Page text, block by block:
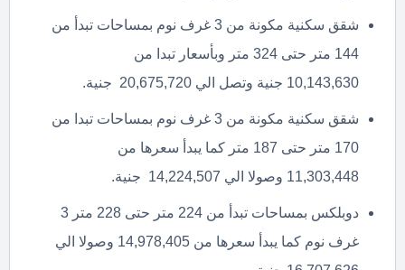
شقق سكنية مكونة من 3 غرف نوم بمساحات تبدأ من
144 متر حتى 324 متر وبأسعار تبدا من
10,143,630 جنية وتصل الي 20,675,720 جنية.
شقق سكنية مكونة من 3 غرف نوم بمساحات تبدا من
170 متر حتى 187 متر كما يبدأ سعرها من
11,303,448 وصولا الي 14,224,507 جنية.
دوبلكس بمساحات تبدأ من 224 متر حتى 228 متر 3
غرف نوم كما يبدأ سعرها من 14,978,405 وصولا الي